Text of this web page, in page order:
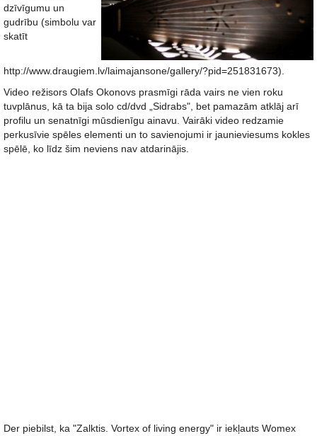
dzīvīgumu un
gudrību (simbolu var
skatīt
http://www.draugiem.lv/laimajansone/gallery/?pid=251831673).
Video režisors Olafs Okonovs prasmīgi rāda vairs ne vien roku
tuvplānus, kā ta bija solo cd/dvd „Sidrabs", bet pamazām atklāj arī
profilu un senatnīgi mūsdienīgu ainavu. Vairāki video redzamie
perkusīvie spēles elementi un to savienojumi ir jaunieviesums kokles
spēlē, ko līdz šim neviens nav atdarinājis.
Der piebilst, ka "Zalktis. Vortex of living energy" ir iekļauts Womex